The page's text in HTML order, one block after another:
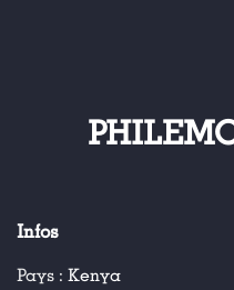
Infos
Pays : Kenya